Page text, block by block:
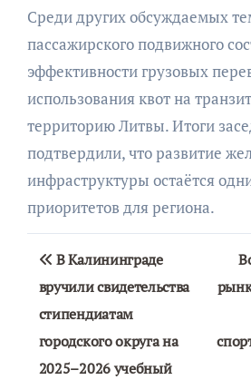
Среди других обсуждаемых
пассажирского подвижного
эффективности грузовых
использования квот на
территорию Литвы. Итоги
подтвердили, что развитие
инфраструктуры остаётся
приоритетов для региона.
Навигация
по
записям
В Калининграде
вручили свидетельства
стипендиатам
городского округа на
2025–2026 учебный